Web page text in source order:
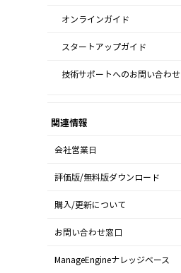
オンラインガイド
スタートアップガイド
技術サポートへのお問い合わせ
関連情報
会社営業日
評価版/無料版ダウンロード
購入/更新について
お問い合わせ窓口
ManageEngineナレッジベース